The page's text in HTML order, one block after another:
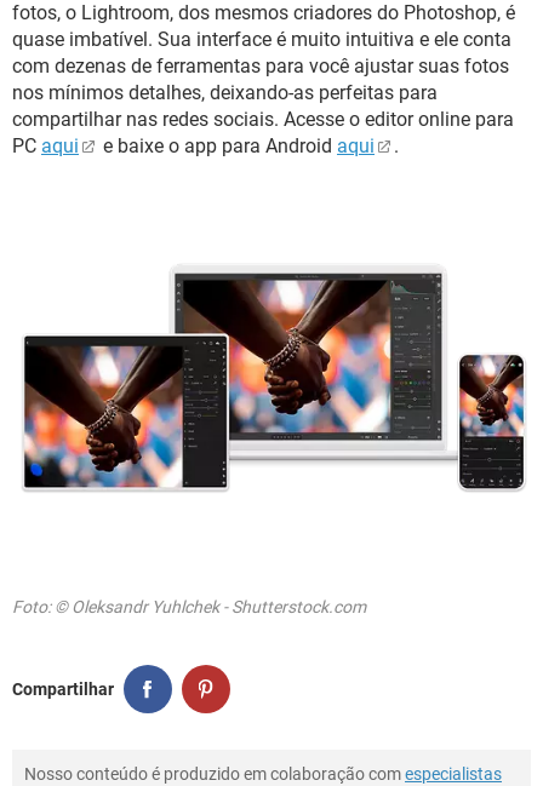
fotos, o Lightroom, dos mesmos criadores do Photoshop, é
quase imbatível. Sua interface é muito intuitiva e ele conta
com dezenas de ferramentas para você ajustar suas fotos
nos mínimos detalhes, deixando-as perfeitas para
compartilhar nas redes sociais. Acesse o editor online para
PC aqui e baixe o app para Android aqui .
Foto: © Oleksandr Yuhlchek - Shutterstock.com
Compartilhar
Nosso conteúdo é produzido em colaboração comespecialistas